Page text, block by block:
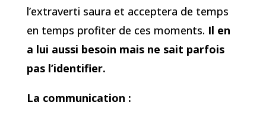
l’extraverti saura et acceptera de temps
en temps profiter de ces moments. Il en
a lui aussi besoin mais ne sait parfois
pas l’identifier.
La communication :